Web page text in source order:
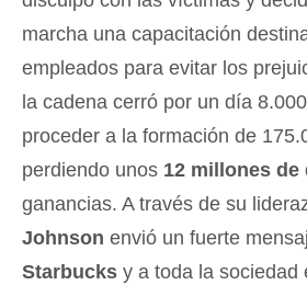
marcha una capacitación
empleados para evitar los
la cadena cerró por un día
proceder a la formación de
perdiendo unos 12 millones de
ganancias. A través de su
Johnson envió un fuerte
Starbucks y a toda la sociedad